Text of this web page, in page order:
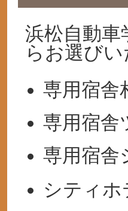
浜松自動車
らお選びい
専用宿舎
専用宿舎
専用宿舎
シティホ